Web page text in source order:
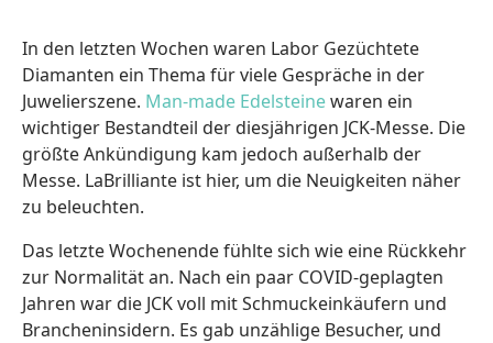
In den letzten Wochen waren Labor Gezüchtete
Diamanten ein Thema für viele Gespräche in der
Juwelierszene. Man-made Edelsteinewaren ein
wichtiger Bestandteil der diesjährigen JCK-Messe. Die
größte Ankündigung kam jedoch außerhalb der
Messe. LaBrilliante ist hier, um die Neuigkeiten näher
zu beleuchten.
Das letzte Wochenende fühlte sich wie eine Rückkehr
zur Normalität an. Nach ein paar COVID-geplagten
Jahren war die JCK voll mit Schmuckeinkäufern und
Brancheninsidern. Es gab unzählige Besucher, und